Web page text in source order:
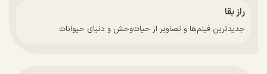
راز بقا
جدیدترین فیلم‌ها و تصاویر از حیات‌وحش و دنیای حیوانات